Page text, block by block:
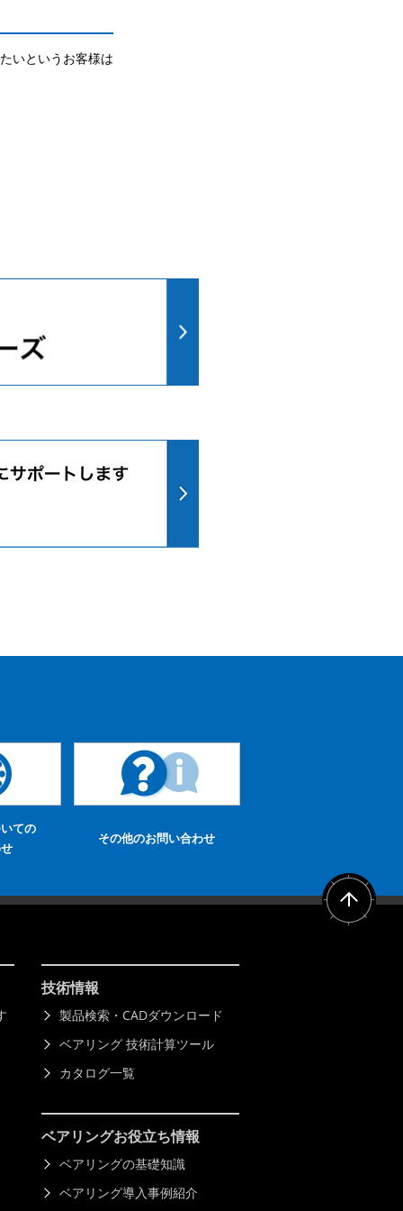
いというお客様は
ての
その他のお問い合わせ
技術情報
製品検索・CADダウンロード
ベアリング 技術計算ツール
カタログ一覧
ベアリングお役立ち情報
ベアリングの基礎知識
ベアリング導入事例紹介